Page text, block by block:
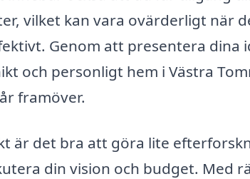
vilket kan vara ovärderligt när
Genom att presentera dina
och personligt hem i Västra
framöver.
är det bra att göra lite
din vision och budget. Med